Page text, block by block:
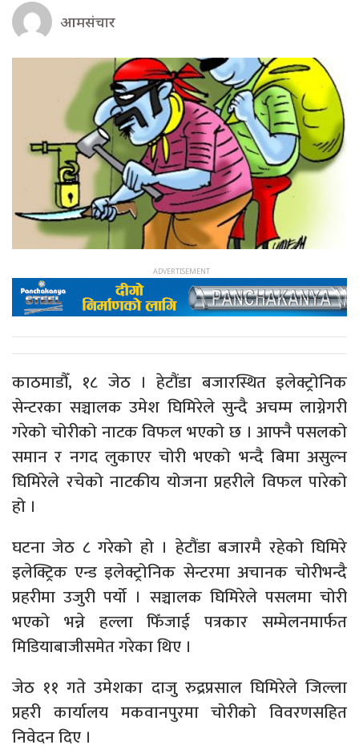
आमसंचार
काठमाडौँ, १८ जेठ । हेटौंडा बजारस्थित इलेक्ट्रोनिक
सेन्टरका सञ्चालक उमेश घिमिरेले सुन्दै अचम्म लाग्नेगरी
गरेको चोरीको नाटक विफल भएको छ । आफ्नै पसलको
समान र नगद लुकाएर चोरी भएको भन्दै बिमा असुल्न
घिमिरेले रचेको नाटकीय योजना प्रहरीले विफल पारेको
हो ।
घटना जेठ ८ गरेको हो । हेटौंडा बजारमै रहेको घिमिरे
इलेक्ट्रिक एन्ड इलेक्ट्रोनिक सेन्टरमा अचानक चोरीभन्दै
प्रहरीमा उजुरी पर्यो । सञ्चालक घिमिरेले पसलमा चोरी
भएको भन्ने हल्ला फिँजाई पत्रकार सम्मेलनमार्फत
मिडियाबाजीसमेत गरेका थिए ।
जेठ ११ गते उमेशका दाजु रुद्रप्रसाल घिमिरेले जिल्ला
प्रहरी कार्यालय मकवानपुरमा चोरीको विवरणसहित
निवेदन दिए ।